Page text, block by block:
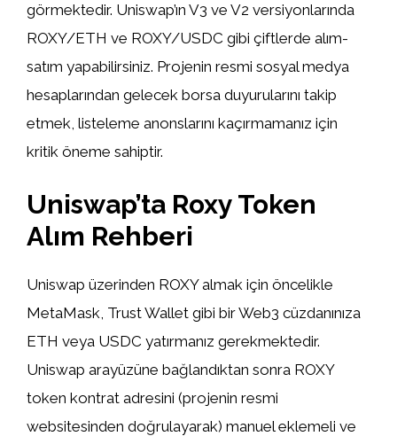
görmektedir. Uniswap’ın V3 ve V2 versiyonlarında
ROXY/ETH ve ROXY/USDC gibi çiftlerde alım-
satım yapabilirsiniz. Projenin resmi sosyal medya
hesaplarından gelecek borsa duyurularını takip
etmek, listeleme anonslarını kaçırmamanız için
kritik öneme sahiptir.
Uniswap’ta Roxy Token
Alım Rehberi
Uniswap üzerinden ROXY almak için öncelikle
MetaMask, Trust Wallet gibi bir Web3 cüzdanınıza
ETH veya USDC yatırmanız gerekmektedir.
Uniswap arayüzüne bağlandıktan sonra ROXY
token kontrat adresini (projenin resmi
websitesinden doğrulayarak) manuel eklemeli ve